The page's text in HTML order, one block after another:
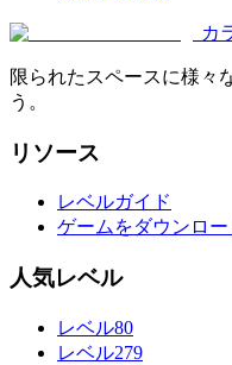
カ
限られたスペースに様々
う。
リソース
レベルガイド
ゲームをダウンロー
人気レベル
レベル80
レベル279